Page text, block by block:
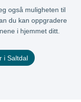
også muligheten til
du kan oppgradere
i hjemmet ditt.
i Saltdal